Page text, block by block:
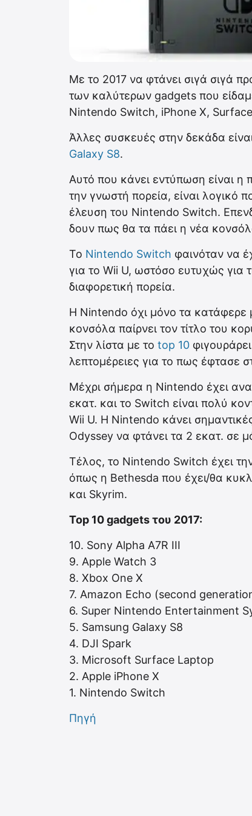
Με το 2017 να φτάνει σιγά σιγά
των καλύτερων gadgets που
Nintendo Switch, iPhone X,
Άλλες συσκευές στην δεκάδα
Galaxy S8.
Αυτό που κάνει εντύπωση είναι
την γνωστή πορεία, είναι λογικό
έλευση του Nintendo Switch.
δουν πως θα τα πάει η νέα
To Nintendo Switch φαινόταν να
για το Wii U, ωστόσο ευτυχώς για
διαφορετική πορεία.
Η Nintendo όχι μόνο τα κατάφερε
κονσόλα παίρνει τον τίτλο του
Στην λίστα με το top 10
λεπτομέρειες για το πως έφτασε
Μέχρι σήμερα η Nintendo έχει
εκατ. και το Switch είναι πολύ
Wii U. Η Nintendo κάνει
Odyssey να φτάνει τα 2 εκατ. σε
Τέλος, το Nintendo Switch έχει
όπως η Bethesda που έχει/θα
και Skyrim.
Top 10 gadgets του 2017:
10. Sony Alpha A7R III
9. Apple Watch 3
8. Xbox One X
7. Amazon Echo (second
6. Super Nintendo Entertainment
5. Samsung Galaxy S8
4. DJI Spark
3. Microsoft Surface Laptop
2. Apple iPhone X
1. Nintendo Switch
Πηγή